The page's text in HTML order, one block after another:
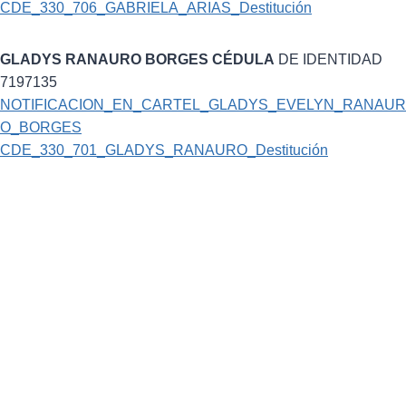
CDE_330_706_GABRIELA_ARIAS_Destitución
GLADYS RANAURO BORGES CÉDULA DE IDENTIDAD
7197135
NOTIFICACION_EN_CARTEL_GLADYS_EVELYN_RANAUR
O_BORGES
CDE_330_701_GLADYS_RANAURO_Destitución